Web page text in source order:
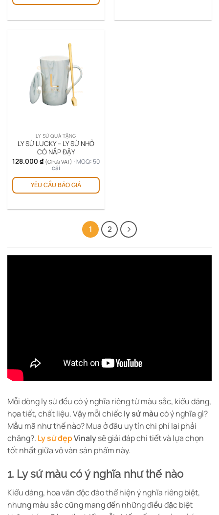
LY SỨ QUÀ TẶNG
LY SỨ LUCKY – LY SỨ NHỎ
CÓ NẮP ĐẬY
128.000 ₫ (Chưa VAT) · MOQ: 50
cái
YÊU CẦU BÁO GIÁ
1 2
Mỗi dòng ly sứ đều có ý nghĩa riêng từ màu sắc, kiểu dáng,
họa tiết, chất liệu. Vậy mỗi chiếc ly sứ màucó ý nghĩa gì?
Mẫu mã như thế nào? Mua ở đâu uy tín chi phí lại phải
chăng?. Ly sứ đẹpVinalysẽ giải đáp chi tiết và lựa chọn
tốt nhất giữa vô vàn sản phẩm này.
1. Ly sứ màu có ý nghĩa như thế nào
Kiểu dáng, hoa văn độc đáo thể hiện ý nghĩa riêng biệt,
nhưng màu sắc cũng mang đến những điều đặc biệt